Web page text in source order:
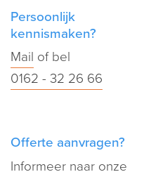
Persoonlijk
kennismaken?
Mail of bel
0162 - 32 26 66
Offerte aanvragen?
Informeer naar onze